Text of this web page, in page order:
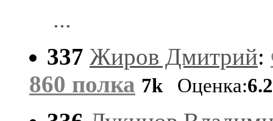
...
337 Жиров Дмитрий:
860 полка 7k Оценка: